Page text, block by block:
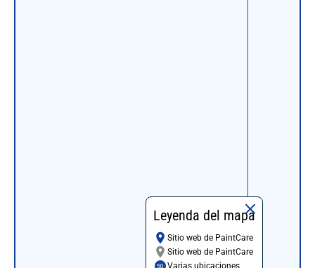
Leyenda del mapa
Sitio web de PaintCare
Sitio web de PaintCare
Varias ubicaciones